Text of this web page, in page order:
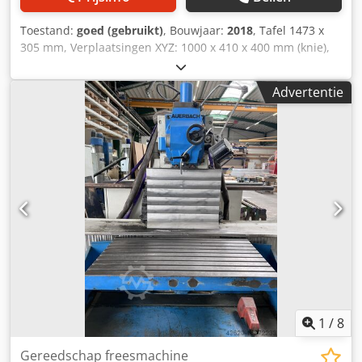
Toestand: goed (gebruikt), Bouwjaar: 2018, Tafel 1473 x
305 mm, Verplaatsingen XYZ: 1000 x 410 x 400 mm (knie),
quillslag 127 mm, spantaper ISO40, Power Drawbar,
Credpfx Aoxftqdob Eef spindelmotor 5 pk,
spindelsnelheden 70 - 3600 tpm, Prototrak SMX CNC-Advertentie
1 /8
Gereedschap freesmachine